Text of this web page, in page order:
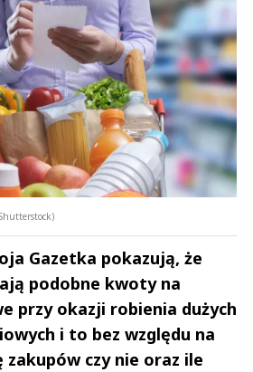
Gazetka pokazują, że
podobne kwoty na
przy okazji robienia dużych
i to bez względu na
czy nie oraz ile